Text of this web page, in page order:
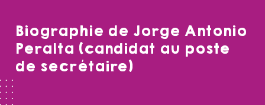
Biographie de Jorge Antonio
Peralta (candidat au poste
de secrétaire)